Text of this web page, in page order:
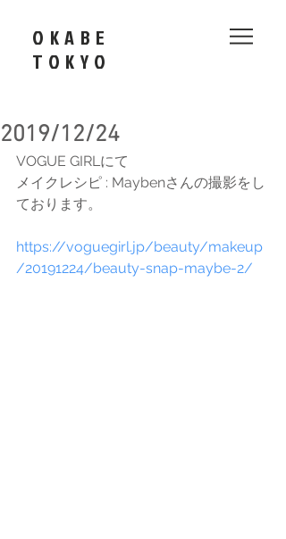
OKABE
​TOKYO
2019/12/24
VOGUE GIRLにて
メイクレシピ : Maybenさんの撮影をし
ております。
https://voguegirl.jp/beauty/makeup
/20191224/beauty-snap-maybe-2/